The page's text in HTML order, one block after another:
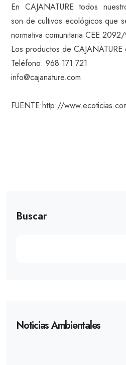
En CAJANATURE todos
son de cultivos ecológicos que
normativa comunitaria CEE
Los productos de CAJANATURE
Teléfono: 968 171 721
info@cajanature.com
FUENTE:http://
Buscar
Noticias Ambientales